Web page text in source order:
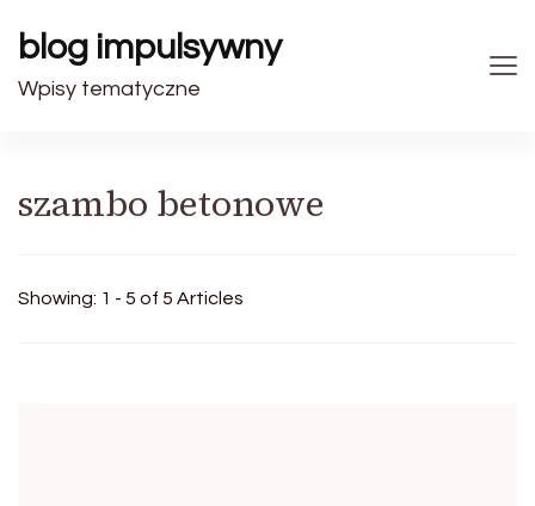
blog impulsywny
Wpisy tematyczne
szambo betonowe
Showing: 1 - 5 of 5 Articles